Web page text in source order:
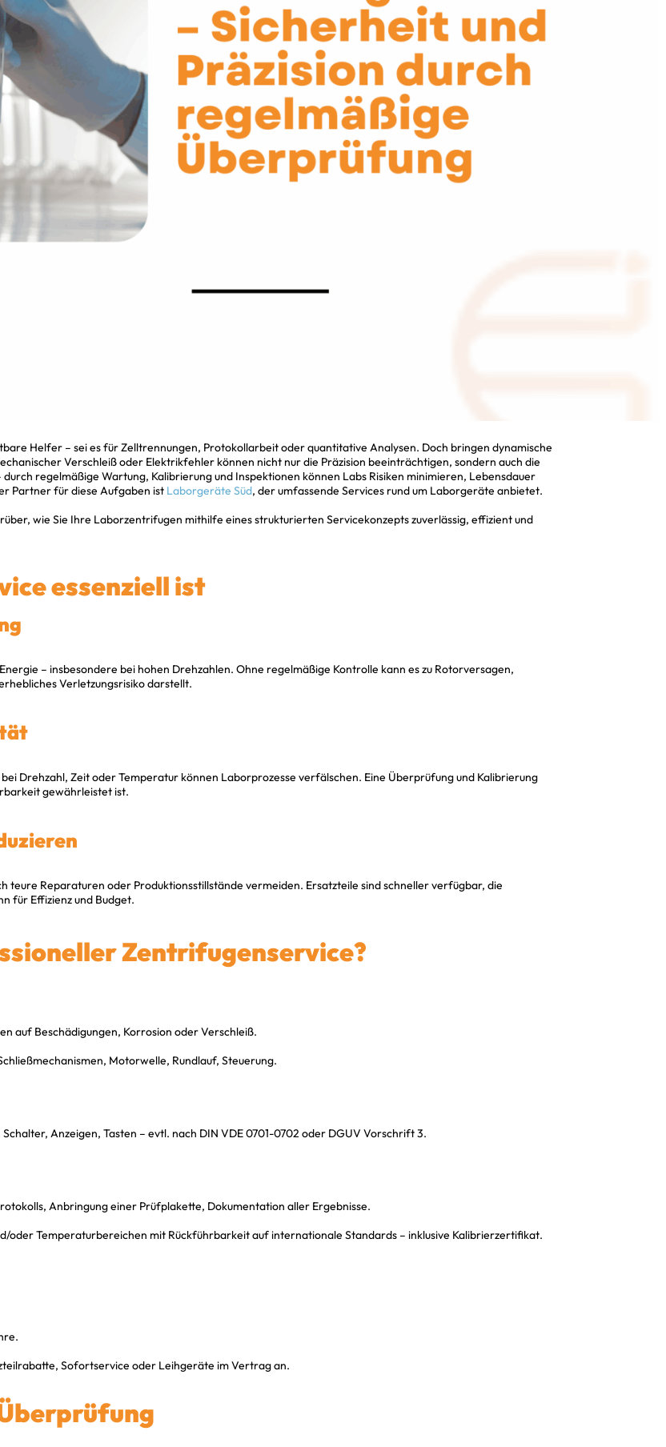
Helfer – sei es für Zelltrennungen, Protokollarbeit oder quantitative Analysen. Doch bringen dynamische
Verschleiß oder Elektrikfehler können nicht nur die Präzision beeinträchtigen, sondern auch die
regelmäßige Wartung, Kalibrierung und Inspektionen können Labs Risiken minimieren, Lebensdauer
Partner für diese Aufgaben ist Laborgeräte Süd, der umfassende Services rund um Laborgeräte anbietet.
wie Sie Ihre Laborzentrifugen mithilfe eines strukturierten Servicekonzepts zuverlässig, effizient und
essenziell ist
– insbesondere bei hohen Drehzahlen. Ohne regelmäßige Kontrolle kann es zu Rotorversagen,
Verletzungsrisiko darstellt.
Drehzahl, Zeit oder Temperatur können Laborprozesse verfälschen. Eine Überprüfung und Kalibrierung
gewährleistet ist.
teure Reparaturen oder Produktionsstillstände vermeiden. Ersatzteile sind schneller verfügbar, die
für Effizienz und Budget.
Zentrifugenservice?
auf Beschädigungen, Korrosion oder Verschleiß.
Motorwelle, Rundlauf, Steuerung.
Anzeigen, Tasten – evtl. nach DIN VDE 0701-0702 oder DGUV Vorschrift 3.
Anbringung einer Prüfplakette, Dokumentation aller Ergebnisse.
oder Temperaturbereichen mit Rückführbarkeit auf internationale Standards – inklusive Kalibrierzertifikat.
Sofortservice oder Leihgeräte im Vertrag an.